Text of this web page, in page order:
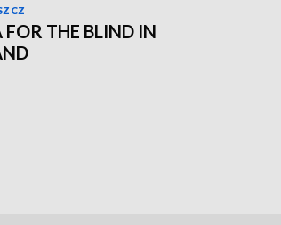
FOR THE BLIND IN